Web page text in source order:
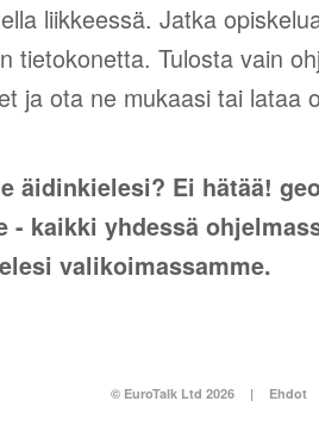
liikkeessä. Jatka
tietokonetta. Tulosta vain
ja ota ne mukaasi tai lataa
äidinkielesi? Ei hätää!
- kaikki yhdessä
valikoimassamme.
© EuroTalk Ltd 2026 | Ehdot